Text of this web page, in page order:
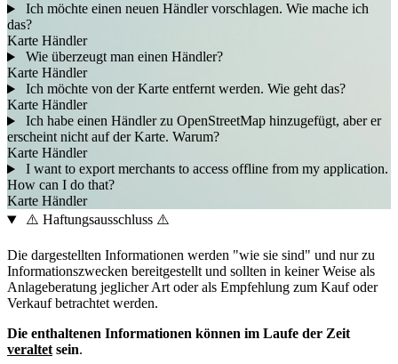
Ich möchte einen neuen Händler vorschlagen. Wie mache ich
das?
Karte Händler
Wie überzeugt man einen Händler?
Karte Händler
Ich möchte von der Karte entfernt werden. Wie geht das?
Karte Händler
Ich habe einen Händler zu OpenStreetMap hinzugefügt, aber er
erscheint nicht auf der Karte. Warum?
Karte Händler
I want to export merchants to access offline from my application.
How can I do that?
Karte Händler
⚠️ Haftungsausschluss ⚠️
Die dargestellten Informationen werden "wie sie sind" und nur zu
Informationszwecken bereitgestellt und sollten in keiner Weise als
Anlageberatung jeglicher Art oder als Empfehlung zum Kauf oder
Verkauf betrachtet werden.
Die enthaltenen Informationen können im Laufe der Zeit
veraltet sein.